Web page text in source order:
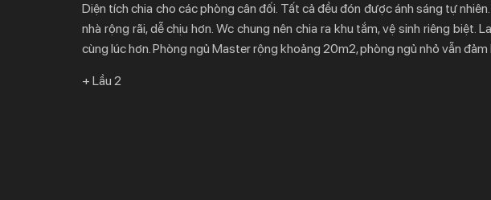
Diện tích chia cho các phòng cân đối. Tất cả đều đón được ánh sáng tự
nhà rộng rãi, dễ chịu hơn. Wc chung nên chia ra khu tắm, vệ sinh riêng biệt.
cùng lúc hơn. Phòng ngủ Master rộng khoảng 20m2, phòng ngủ nhỏ vẫn
+ Lầu 2